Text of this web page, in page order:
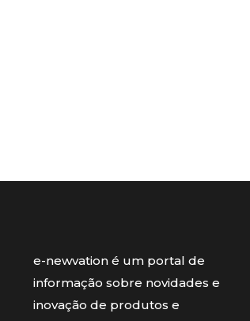
e-newvation é um portal de
informação sobre novidades e
inovação de produtos e